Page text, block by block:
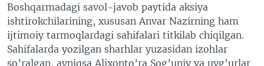
Boshqarmadagi savol-javob paytida aksiya
ishtirokchilarining, xususan Anvar Nazirning ham
ijtimoiy tarmoqlardagi sahifalari titkilab chiqilgan.
Sahifalarda yozilgan sharhlar yuzasidan izohlar
so’ralgan, ayniqsa Alixonto’ra Sog’uniy va uyg’urlar